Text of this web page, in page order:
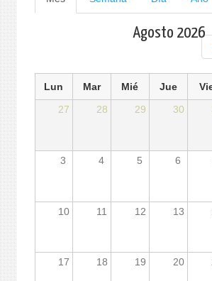
principales
activa)
Agosto 2026
Lun Mar Mié Jue
27
28 29 30
3 4 5 6
10 11 12 13
17 18 19 20